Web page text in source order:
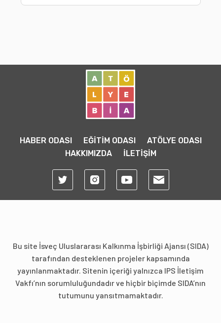
HABER ODASI EĞİTİM ODASI
ATÖLYE ODASI
HAKKIMIZDA
İLETİŞİM
Bu site İsveç Uluslararası Kalkınma İşbirliği Ajansı (SIDA)
tarafından desteklenen projeler kapsamında
yayınlanmaktadır. Sitenin içeriği yalnızca IPS İletişim
Vakfı’nın sorumluluğundadır ve hiçbir biçimde SIDA’nın
tutumunu yansıtmamaktadır.